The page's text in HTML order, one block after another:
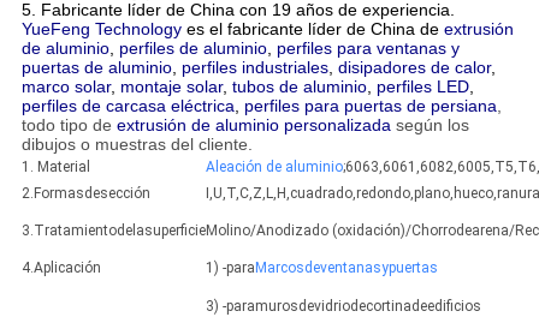
5. Fabricante líder de China con 19 años de experiencia.
YueFeng Technologyes el fabricante líder de China de extrusión
de aluminio, perfiles de aluminio, perfiles para ventanas y
puertas de aluminio, perfiles industriales, disipadores de calor,
marco solar, montaje solar, tubos de aluminio, perfiles LED,
perfiles de carcasa eléctrica, perfiles para puertas de persiana,
todo tipo de extrusión de aluminio personalizada según los
dibujos o muestras del cliente.
1. Material Aleación de aluminio;6063,6061,6082,6005,T5,T6,
2.Formasdesección
3.TratamientodelasuperficieMolino/Anodizado (oxidación)/Chorrodearena/
4.Aplicación 1) -para Marcosdeventanasypuertas
3) -paramurosdevidriodecortinadeedificios